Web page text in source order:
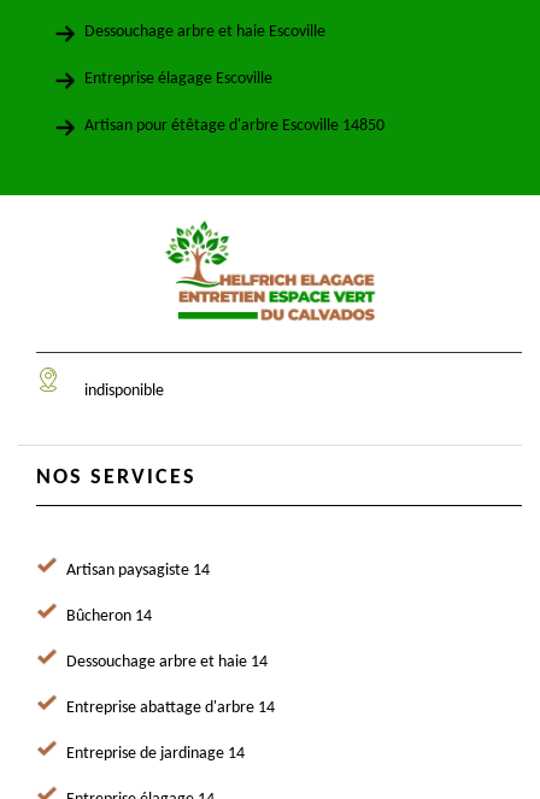
Dessouchage arbre et haie Escoville
Entreprise élagage Escoville
Artisan pour étêtage d'arbre Escoville 14850
indisponible
NOS SERVICES
Artisan paysagiste 14
Bûcheron 14
Dessouchage arbre et haie 14
Entreprise abattage d'arbre 14
Entreprise de jardinage 14